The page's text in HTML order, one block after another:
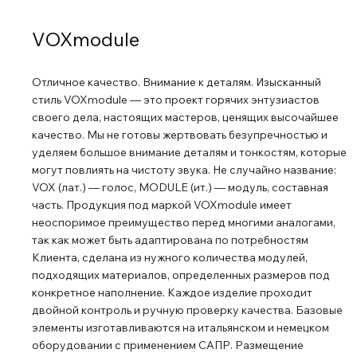
VOXmodule
Отличное качество. Внимание к деталям. Изысканный
стиль VOXmodule — это проект горячих энтузиастов
своего дела, настоящих мастеров, ценящих высочайшее
качество. Мы не готовы жертвовать безупречностью и
уделяем большое внимание деталям и тонкостям, которые
могут повлиять на чистоту звука. Не случайно название:
VOX (лат.) — голос, MODULE (ит.) — модуль, составная
часть. Продукция под маркой VOXmodule имеет
неоспоримое преимущество перед многими аналогами,
так как может быть адаптирована по потребностям
Клиента, сделана из нужного количества модулей,
подходящих материалов, определенных размеров под
конкретное наполнение. Каждое изделие проходит
двойной контроль и ручную проверку качества. Базовые
элементы изготавливаются на итальянском и немецком
оборудовании с применением САПР. Размещение